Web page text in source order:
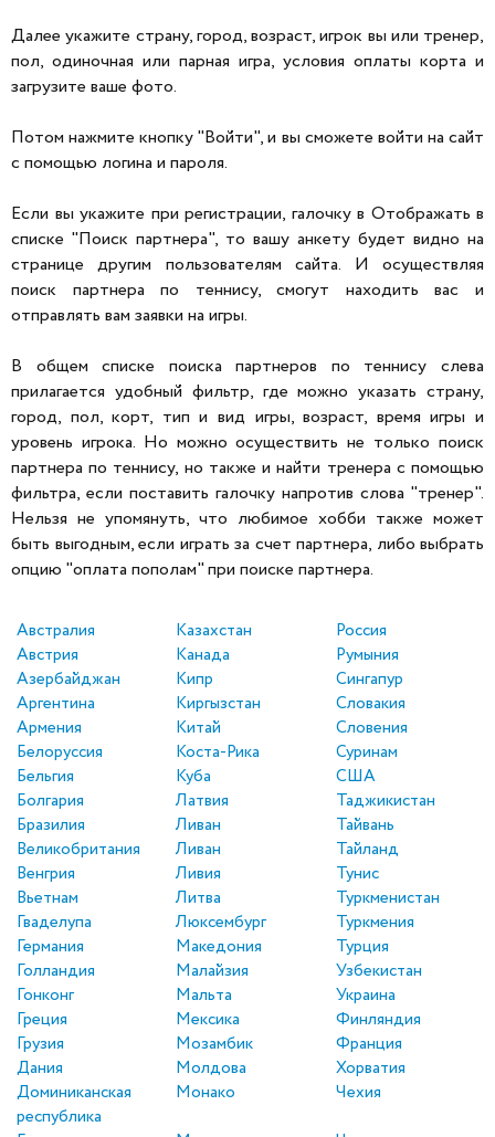
Далее укажите страну, город, возраст, игрок вы или тренер,
пол, одиночная или парная игра, условия оплаты корта и
загрузите ваше фото.
Потом нажмите кнопку "Войти", и вы сможете войти на сайт
с помощью логина и пароля.
Если вы укажите при регистрации, галочку в Отображать в
списке "Поиск партнера", то вашу анкету будет видно на
странице другим пользователям сайта. И осуществляя
поиск партнера по теннису, смогут находить вас и
отправлять вам заявки на игры.
В общем списке поиска партнеров по теннису слева
прилагается удобный фильтр, где можно указать страну,
город, пол, корт, тип и вид игры, возраст, время игры и
уровень игрока. Но можно осуществить не только поиск
партнера по теннису, но также и найти тренера с помощью
фильтра, если поставить галочку напротив слова "тренер".
Нельзя не упомянуть, что любимое хобби также может
быть выгодным, если играть за счет партнера, либо выбрать
опцию "оплата пополам" при поиске партнера.
Австралия
Австрия
Азербайджан
Аргентина
Армения
Белоруссия
Бельгия
Болгария
Бразилия
Великобритания
Венгрия
Вьетнам
Гваделупа
Германия
Голландия
Гонконг
Греция
Грузия
Дания
Доминиканская
республика
Казахстан
Канада
Кипр
Киргызстан
Китай
Коста-Рика
Куба
Латвия
Ливан
Ливан
Ливия
Литва
Люксембург
Македония
Малайзия
Мальта
Мексика
Мозамбик
Молдова
Монако
Россия
Румыния
Сингапур
Словакия
Словения
Суринам
США
Таджикистан
Тайвань
Тайланд
Тунис
Туркменистан
Туркмения
Турция
Узбекистан
Украина
Финляндия
Франция
Хорватия
Чехия